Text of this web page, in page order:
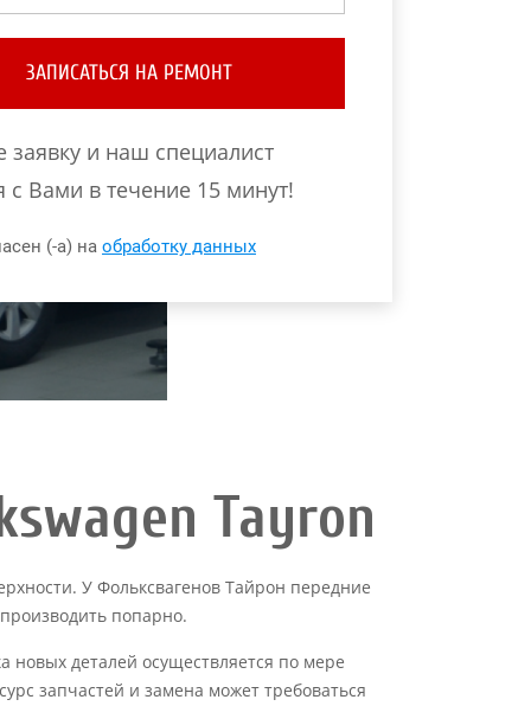
ЗАПИСАТЬСЯ НА РЕМОНТ
заявку и наш специалист
с Вами в течение 15 минут!
(-а) на обработку данных
Tayron
У Фольксвагенов Тайрон передние
попарно.
новых деталей осуществляется по мере
запчастей и замена может требоваться